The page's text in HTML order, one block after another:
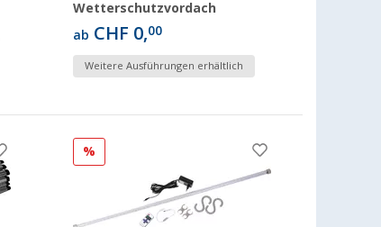
Wetterschutzvordach
ab CHF 0,00
Weitere Ausführungen erhältlich
%